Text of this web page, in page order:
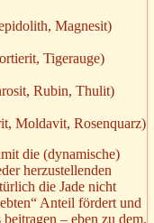
Magnesit)
Tigerauge)
Rubin, Thulit)
Moldavit, Rosenquarz)
die (dynamische)
herzustellenden
die Jade nicht
Anteil fördert und
– eben zu dem,